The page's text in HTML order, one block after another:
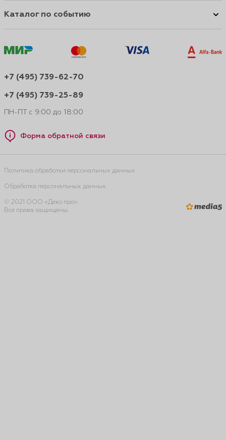
Каталог по событию
+7 (495) 739-62-70
+7 (495) 739-25-89
ПН-ПТ с 9:00 до 18:00
Форма обратной связи
Политика обработки персональных данных
Обработка персональных данных
© 2021 ООО «Деко про».
Все права защищены.